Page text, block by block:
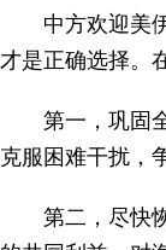
中方欢迎美
才是正确选择。
第一，巩固
克服困难干扰，
第二，尽快